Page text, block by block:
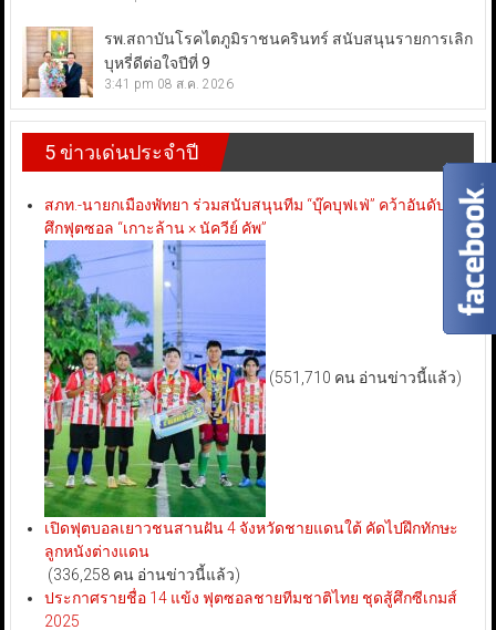
รพ.สถาบันโรคไตภูมิราชนครินทร์ สนับสนุนรายการเลิก
บุหรี่ดีต่อใจปีที่ 9
3:41 pm 08 ส.ค. 2026
5 ข่าวเด่นประจำปี
สภท.-นายกเมืองพัทยา ร่วมสนับสนุนทีม “บุ๊คบุฟเฟ่” คว้าอันดับ 3
ศึกฟุตซอล “เกาะล้าน × นัควีย์ คัพ”
(551,710 คน อ่านข่าวนี้แล้ว)
เปิดฟุตบอลเยาวชนสานฝัน 4 จังหวัดชายแดนใต้ คัดไปฝึกทักษะ
ลูกหนังต่างแดน
(336,258 คน อ่านข่าวนี้แล้ว)
ประกาศรายชื่อ 14 แข้ง ฟุตซอลชายทีมชาติไทย ชุดสู้ศึกซีเกมส์
2025